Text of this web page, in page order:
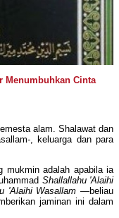
Menumbuhkan Cinta
alam. Shalawat dan
, keluarga dan para
mukmin adalah apabila ia
Shallallahu 'Alaihi
'Alaihi Wasallam —beliau
jaminan ini dalam